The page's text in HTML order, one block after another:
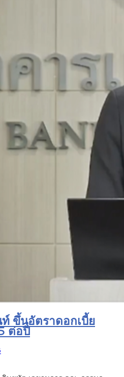
ขึ้นอัตราดอกเบี้ย
ต่อปี